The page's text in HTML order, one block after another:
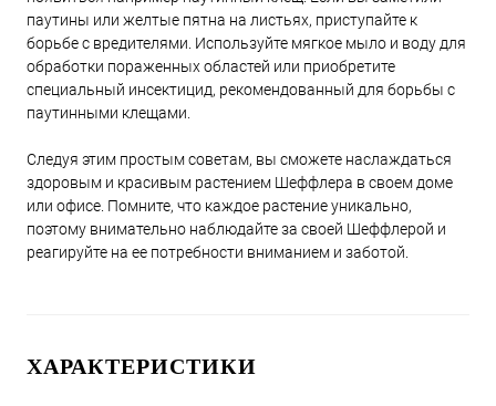
паутины или желтые пятна на листьях, приступайте к
борьбе с вредителями. Используйте мягкое мыло и воду для
обработки пораженных областей или приобретите
специальный инсектицид, рекомендованный для борьбы с
паутинными клещами.
Следуя этим простым советам, вы сможете наслаждаться
здоровым и красивым растением Шеффлера в своем доме
или офисе. Помните, что каждое растение уникально,
поэтому внимательно наблюдайте за своей Шеффлерой и
реагируйте на ее потребности вниманием и заботой.
ХАРАКТЕРИСТИКИ